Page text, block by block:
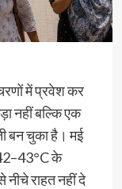
में प्रवेश कर
नहीं बल्कि एक
बन चुका है। मई
के
राहत नहीं दे